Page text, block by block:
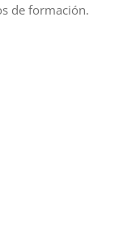
de formación.